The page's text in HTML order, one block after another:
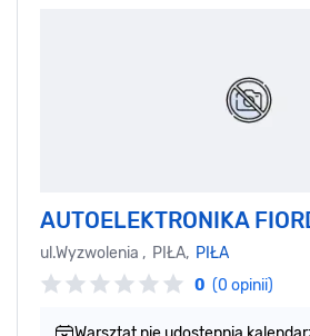
AUTOELEKTRONIKA
ul.Wyzwolenia , PIŁA, PIŁA
0 (0 opinii)